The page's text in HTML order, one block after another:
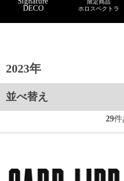
DECO
限定商品
ホロスペクトラ
2023年
並べ替え
29件